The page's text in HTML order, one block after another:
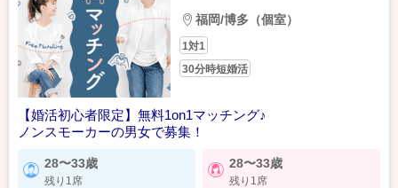
福岡/博多（個室）
1対1
30分時短婚活
【婚活初心者限定】無料1on1マッチング♪
ノンスモーカーの男女で募集！
28〜33歳
残り1席
28〜33歳
残り1席